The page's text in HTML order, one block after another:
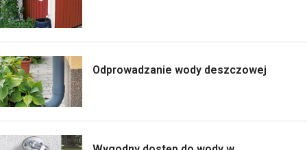
Odprowadzanie wody deszczowej